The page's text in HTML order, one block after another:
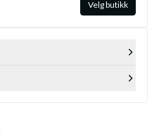
Velg butikk